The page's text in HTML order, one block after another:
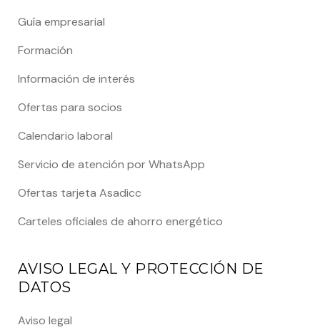
Guía empresarial
Formación
Información de interés
Ofertas para socios
Calendario laboral
Servicio de atención por WhatsApp
Ofertas tarjeta Asadicc
Carteles oficiales de ahorro energético
AVISO LEGAL Y PROTECCIÓN DE
DATOS
Aviso legal